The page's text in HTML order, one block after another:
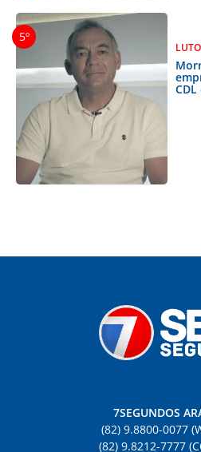
LUTO
7SEGUNDOS
(82) 9.8800-0077
(82) 9.8212-7777